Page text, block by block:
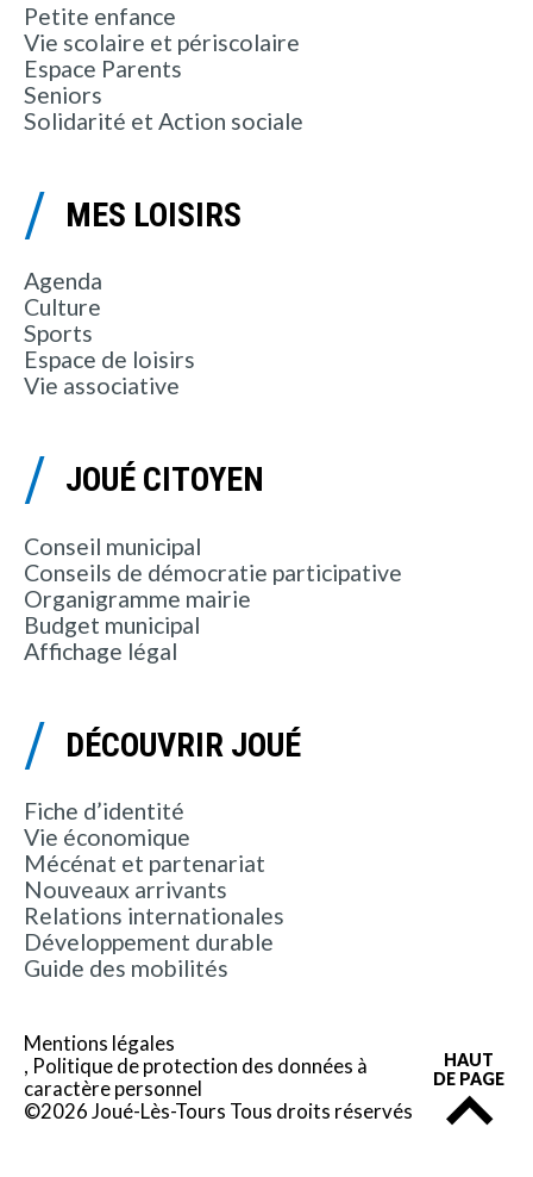
Petite enfance
Vie scolaire et périscolaire
Espace Parents
Seniors
Solidarité et Action sociale
MES LOISIRS
Agenda
Culture
Sports
Espace de loisirs
Vie associative
JOUÉ CITOYEN
Conseil municipal
Conseils de démocratie participative
Organigramme mairie
Budget municipal
Affichage légal
DÉCOUVRIR JOUÉ
Fiche d’identité
Vie économique
Mécénat et partenariat
Nouveaux arrivants
Relations internationales
Développement durable
Guide des mobilités
Mentions légales
Politique de protection des données à
caractère personnel
©2026 Joué-Lès-Tours Tous droits réservés
HAUT
DE PAGE